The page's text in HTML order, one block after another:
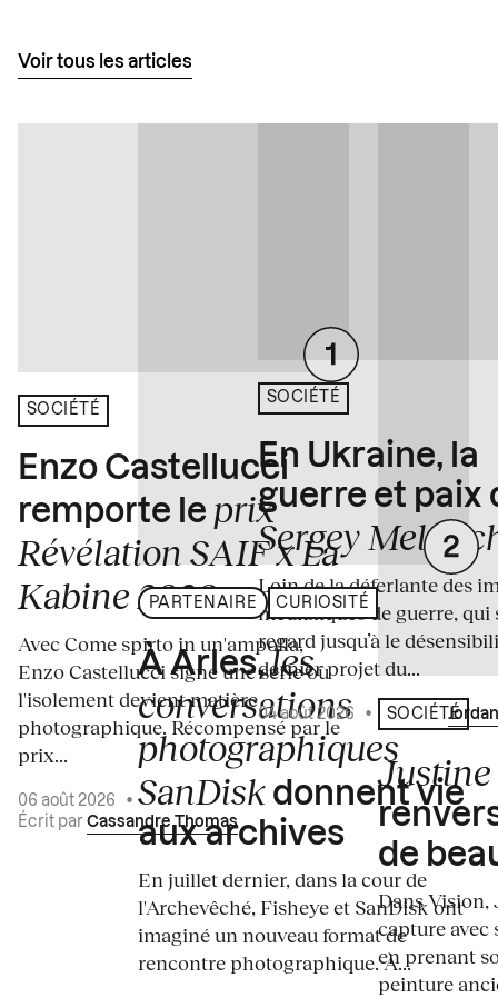
Voir tous les articles
SOCIÉTÉ
Enzo Castellucci
remporte le prix
Révélation SAIF x La
Kabine 2026
Avec Come spirto in un'ampolla,
Enzo Castellucci signe une série où
l'isolement devient matière
photographique. Récompensé par le
prix...
06 août 2026
•
Écrit par Cassandre Thomas
PARTENAIRE CURIOSITÉ
À Arles,les
conversations
photographiques
SanDisk donnent vie
aux archives
En juillet dernier, dans la cour de
l'Archevêché, Fisheye et SanDisk ont
imaginé un nouveau format de
rencontre photographique. À...
SOCIÉTÉ
En Ukraine, la
guerre et paix
Sergey
Loin de la déferlante des
médiatiques de guerre, qui
regard jusqu’à le
dernier projet du...
04 août 2026 • Écrit par
SOCIÉTÉ
de
Dans
capture avec
en prenant
peinture